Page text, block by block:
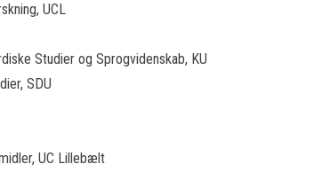
UCL
Studier og Sprogvidenskab, KU
SDU
UC Lillebælt